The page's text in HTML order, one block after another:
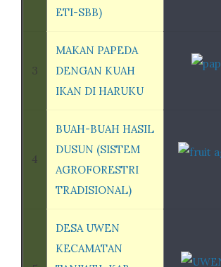
ETI-SBB)
3
MAKAN PAPEDA
DENGAN KUAH
IKAN DI HARUKU
4
BUAH-BUAH HASIL
DUSUN (SISTEM
AGROFORESTRI
TRADISIONAL)
DESA UWEN
KECAMATAN